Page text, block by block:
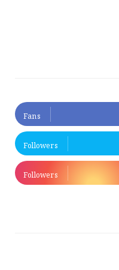
Fans
Followers
Followers